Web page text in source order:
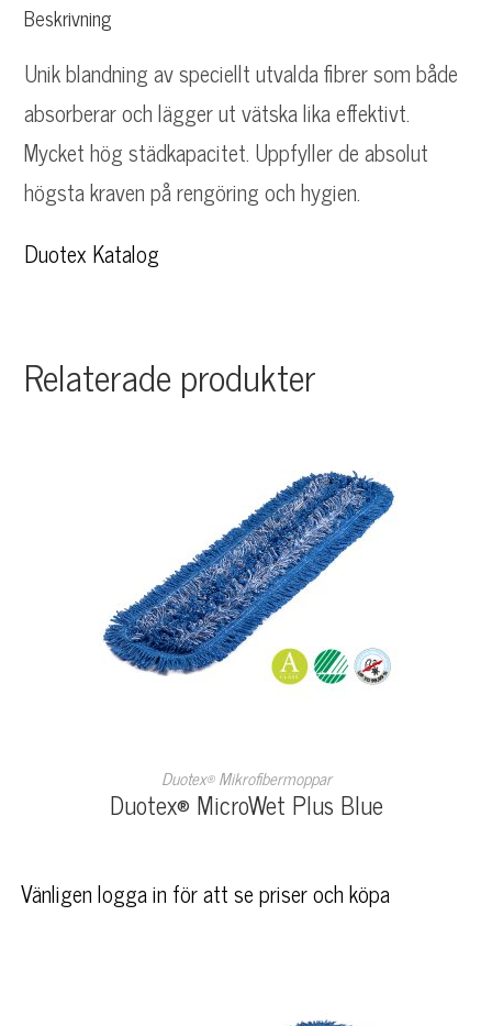
e
:
Beskrivning
Unik blandning av speciellt utvalda fibrer som både
absorberar och lägger ut vätska lika effektivt.
Mycket hög städkapacitet. Uppfyller de absolut
högsta kraven på rengöring och hygien.
Duotex Katalog
Relaterade produkter
LÄS MER
Duotex® Mikrofibermoppar
Duotex® MicroWet Plus Blue
Vänligen logga in för att se priser och köpa